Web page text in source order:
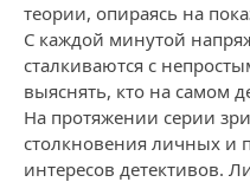
теории, опираясь на
С каждой минутой
сталкиваются с
выяснять, кто на самом
На протяжении серии
столкновения личных и
интересов детективов.